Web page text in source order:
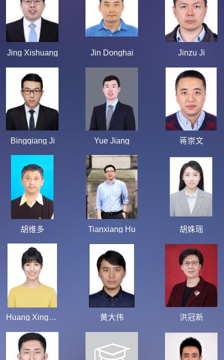
Jing Xishuang Jin Donghai Jinzu Ji
Bingqiang Ji Yue Jiang 蒋崇文
胡维多 Tianxiang Hu 胡姝瑶
Huang XingRong 黄大伟 洪冠新